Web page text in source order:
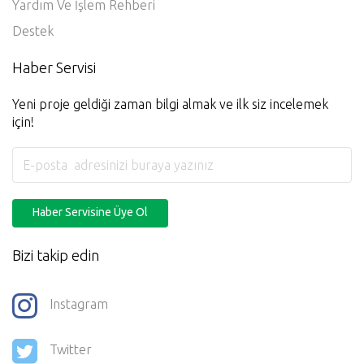
Yardım Ve İşlem Rehberi
Destek
Haber Servisi
Yeni proje geldiği zaman bilgi almak ve ilk siz incelemek
için!
Haber Servisine Üye Ol
Bizi takip edin
Instagram
Twitter